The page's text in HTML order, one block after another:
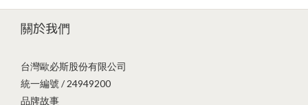
關於我們
台灣歐必斯股份有限公司
統一編號 / 24949200
品牌故事